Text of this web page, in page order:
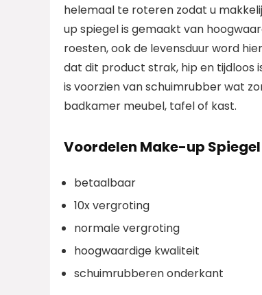
helemaal te roteren zodat u
up spiegel is gemaakt van
roesten, ook de levensduur word
dat dit product strak, hip en tijdloos
is voorzien van schuimrubber wat
badkamer meubel, tafel of kast.
Voordelen Make-up
betaalbaar
10x vergroting
normale vergroting
hoogwaardige kwaliteit
schuimrubberen onderkant